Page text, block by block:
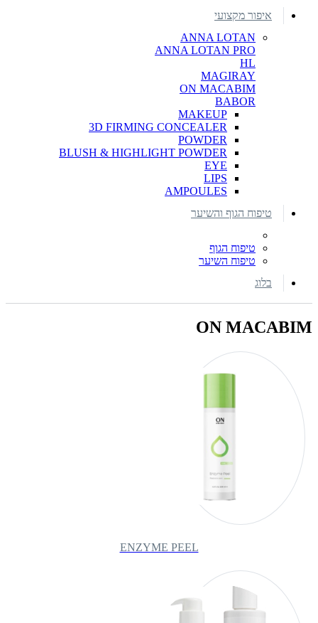
איפור מקצועי
ANNA LOTAN
ANNA LOTAN PRO
HL
MAGIRAY
ON MACABIM
BABOR
MAKEUP
3D FIRMING CONCEALER
POWDER
BLUSH & HIGHLIGHT POWDER
EYE
LIPS
AMPOULES
טיפוח הגוף והשיער
טיפוח הגוף
טיפוח השיער
בלוג
ON MACABIM
ENZYME PEEL